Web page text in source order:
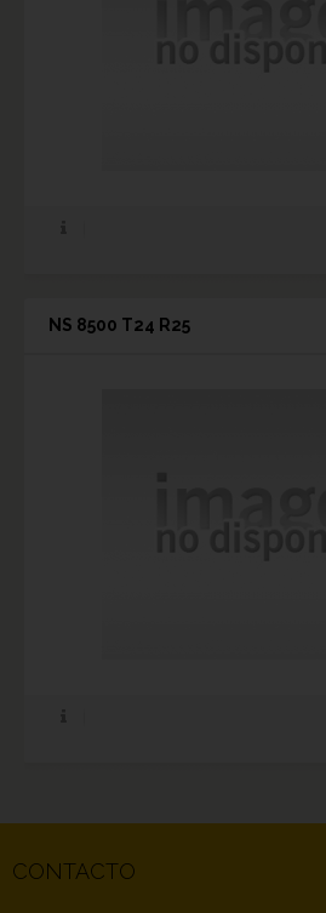
NS 8500 T24 R25
CONTACTO